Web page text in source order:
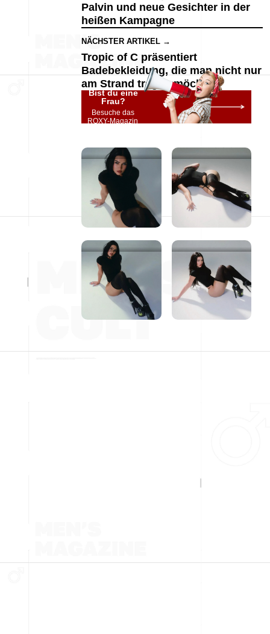
Palvin und neue Gesichter in der
heißen Kampagne
NÄCHSTER ARTIKEL →
Tropic of C präsentiert
Badebekleidung, die man nicht nur
am Strand tragen möchte
Bist du eine
Frau?
Besuche das
ROXY-Magazin